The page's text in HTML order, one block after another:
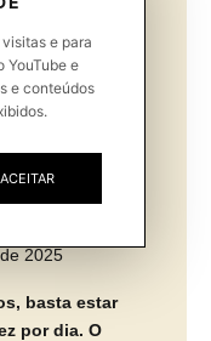
vencedores.
de abril de 2025
2025
basta estar
por dia. O
e para
YouTube e
e conteúdos
ACEITAR